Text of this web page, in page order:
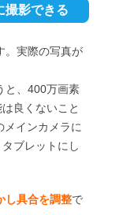
撮影できる
。実際の写真が
と、400万画素
良くないこと
インカメラに
ブレットにし
し具合を調整で